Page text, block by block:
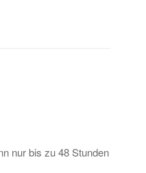
nur bis zu 48 Stunden